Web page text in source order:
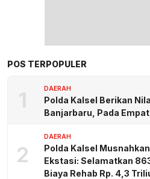
POS TERPOPULER
1 DAERAH
Polda Kalsel Berikan
Banjarbaru, Pada
2
DAERAH
Polda Kalsel
Ekstasi: Selamatkan
Biaya Rehab Rp. 4,3